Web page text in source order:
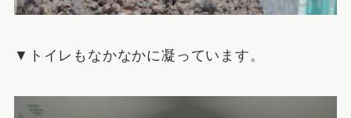
▼トイレもなかなかに凝っています。